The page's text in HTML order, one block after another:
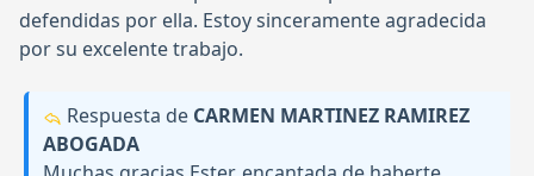
defendidas por ella. Estoy sinceramente agradecida
por su excelente trabajo.
Respuesta de CARMEN MARTINEZ RAMIREZ
ABOGADA